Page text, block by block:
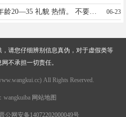
敏丁拌饭招聘服务员。年龄20—35 礼貌 热情。 不要短期。电话13136923169 06-23
请您仔细辨别信息真伪，对于虚假类等
不承担一切责任。
All Rights Reserved.
wangkuiba 网站地图
公网安备14072202000049号